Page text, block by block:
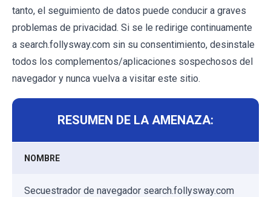
tanto, el seguimiento de datos puede conducir a graves
problemas de privacidad. Si se le redirige continuamente
a search.follysway.com sin su consentimiento, desinstale
todos los complementos/aplicaciones sospechosos del
navegador y nunca vuelva a visitar este sitio.
RESUMEN DE LA AMENAZA:
NOMBRE
Secuestrador de navegador search.follysway.com